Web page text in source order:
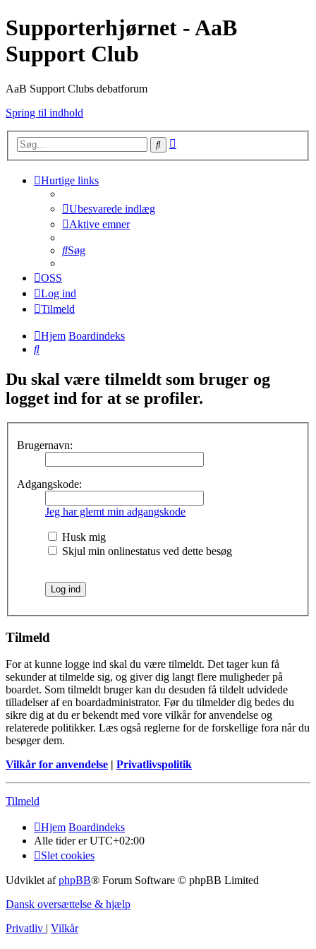
Supporterhjørnet - AaB
Support Club
AaB Support Clubs debatforum
Spring til indhold
Søg
Hurtige links
Ubesvarede indlæg
Aktive emner
Søg
OSS
Log ind
Tilmeld
Hjem Boardindeks
Søg
Du skal være tilmeldt som bruger og
logget ind for at se profiler.
Brugernavn:
Adgangskode:
Jeg har glemt min adgangskode
Husk mig
Skjul min onlinestatus ved dette besøg
Tilmeld
For at kunne logge ind skal du være tilmeldt. Det tager kun få
sekunder at tilmelde sig, og giver dig langt flere muligheder på
boardet. Som tilmeldt bruger kan du desuden få tildelt udvidede
tilladelser af en boardadministrator. Før du tilmelder dig bedes du
sikre dig at du er bekendt med vore vilkår for anvendelse og
relaterede politikker. Læs også reglerne for de forskellige fora når du
besøger dem.
Vilkår for anvendelse | Privatlivspolitik
Tilmeld
Hjem Boardindeks
Alle tider erUTC+02:00
Slet cookies
Udviklet afphpBB® Forum Software © phpBB Limited
Dansk oversættelse & hjælp
Privatliv | Vilkår